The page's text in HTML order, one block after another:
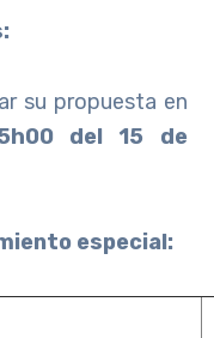
su propuesta en
del 15 de
especial: